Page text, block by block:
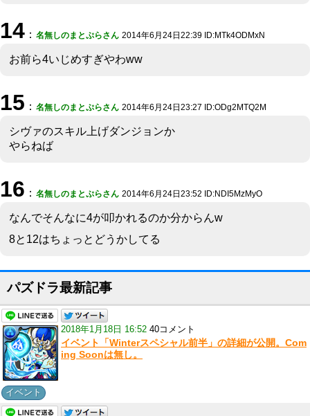
14 ： 名無しのまとぷらさん 2014年6月24日22:39 ID:MTk4ODMxN
お前ら4いじめすぎやわww
15 ： 名無しのまとぷらさん 2014年6月24日23:27 ID:ODg2MTQ2M
シヴァのスキル上げダンジョンか
やらねば
16 ： 名無しのまとぷらさん 2014年6月24日23:52 ID:NDI5MzMyO
なんでそんなに4が叩かれるのか分からんw
8と12はちょっとどうかしてる
パズドラ最新記事
2018年1月18日 16:52 40コメント
イベント「Winterスペシャル前半」の詳細が公開。Com
ing Soonは無し。
イベント